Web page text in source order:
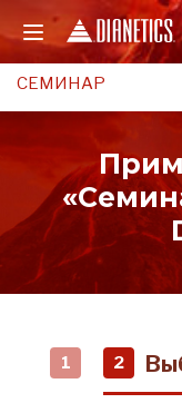
СЕМИНАР
1 2